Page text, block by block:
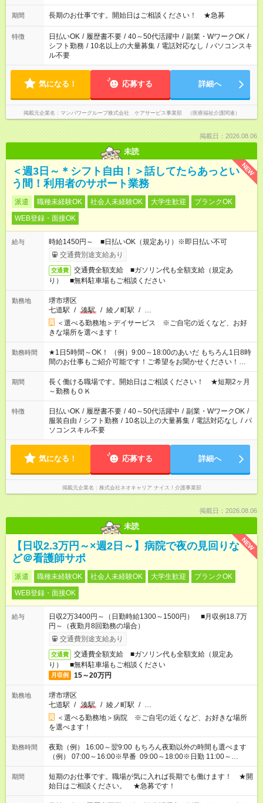
18：00 11：00～20：00 など ※Wワークの場合、他のお仕事と
合わせ週40時間超の就業はご案内できません ※法令に基づき、
派遣法（日雇い派遣の原則禁止）により、短時間・短期間の就
業はご案内が難しい場合があります
期間 長期のお仕事です。開始日はご相談ください！ ★急募
特徴 日払いOK / 履歴書不要 / 40～50代活躍中 / 副業・WワークOK /
シフト勤務 / 10名以上の大量募集 / 電話対応なし / パソコンスキ
ル不要
気になる！ 応募する 詳細へ
掲載元企業名 マンパワーグループ株式会社 ケアサービス事業部 （医療福祉介護関連）
掲載日：2026.08.06
未読
NEW
＜週3日～＊シフト自由！＞話してたらあっとい
う間！利用者のサポート業務
派遣 職種未経験OK 社会人未経験OK 大学生歓迎
ブランクOK
WEB登録・面接OK
給与
時給1450円～ ■日払いOK（規定あり）※即日払い不可
交通費別途支給あり
交通費
交通費全額支給 ■ガソリン代も全額支給（規定あ
り） ■無料駐車場もご相談ください
勤務地
堺市堺区
七道駅 / 湊駅 / 綾ノ町駅 / …
＜選べる勤務地＞デイサービス ※ご自宅の近くなど、お好
きな場所を選べます！
勤務時間
★1日5時間～OK！ （例）9:00～18:00のあいだ もちろん1日8時
間のお仕事もご紹介可能です！ご希望をお聞かせください！★家
庭の都合でお休みが必要な場合も遠慮なくご相談ください。 ※
週最低15時間以上の勤務が必要です
期間
長く働ける職場です。開始日はご相談ください！ ★短期2ヶ月
～勤務もＯＫ
特徴 日払いOK / 履歴書不要 / 40～50代活躍中 / 副業・WワークOK /
服装自由 / シフト勤務 / 10名以上の大量募集 / 電話対応なし / パ
ソコンスキル不要
気になる！ 応募する 詳細へ
掲載元企業名 株式会社ネオキャリア ナイス！介護事業部
掲載日：2026.08.06
未読
NEW
【日収2.3万円～×週2日～】病院で夜の見回りな
ど＠看護師サポ
派遣 職種未経験OK 社会人未経験OK 大学生歓迎
ブランクOK
WEB登録・面接OK
給与
日収2万3400円～（日勤時給1300～1500円） ■月収例18.7万
円～（夜勤月8回勤務の場合）
交通費別途支給あり
交通費
交通費全額支給 ■ガソリン代も全額支給（規定あ
り） ■無料駐車場もご相談ください
月収例 15～20万円
勤務地
堺市堺区
七道駅 / 湊駅 / 綾ノ町駅 / …
＜選べる勤務地＞病院 ※ご自宅の近くなど、お好きな場所
を選べます！
勤務時間
夜勤（例） 16:00～翌9:00 もちろん夜勤以外の時間も選べます
（例） 07:00～16:00※早番 09:00～18:00※日勤 11:00～
20:00※遅番 ※時間は、固定・選べる施設もあるので、ご希望が
あれば調整できます！ ※シフト制。勤務地により実働時間が異
なります。★家庭の都合でお休みが必要な場合も遠慮なくご相談
ください。
期間
短期のお仕事です。職場が気に入れば長期でも働けます！ ★開
始日はご相談ください。 ★急募です！